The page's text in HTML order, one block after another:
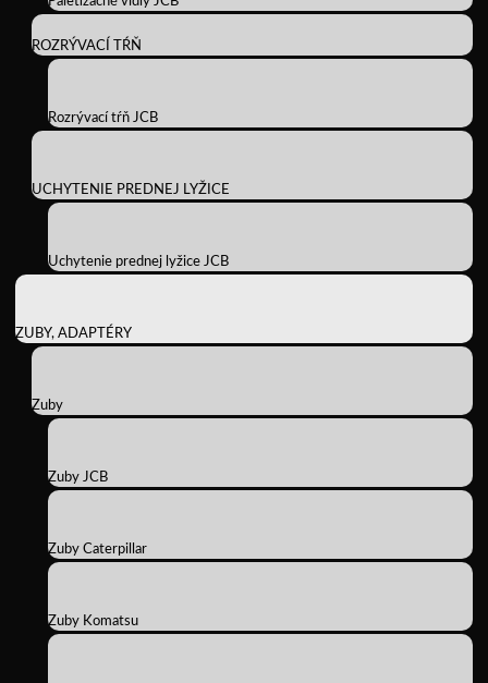
ROZRÝVACÍ TŔŇ
Rozrývací tŕň JCB
UCHYTENIE PREDNEJ LYŽICE
Uchytenie prednej lyžice JCB
ZUBY, ADAPTÉRY
Zuby
Zuby JCB
Zuby Caterpillar
Zuby Komatsu